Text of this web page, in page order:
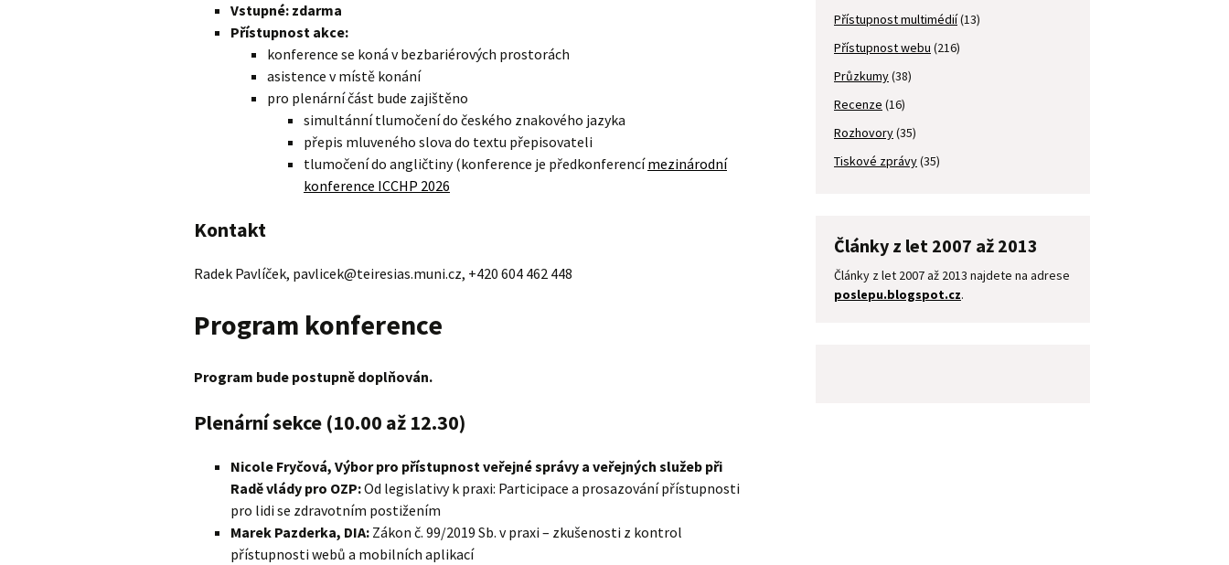
Vstupné: zdarma
Přístupnost akce:
konference se koná v bezbariérových prostorách
asistence v místě konání
pro plenární část bude zajištěno
simultánní tlumočení do českého znakového jazyka
přepis mluveného slova do textu přepisovateli
tlumočení do angličtiny (konference je předkonferencímezinárodní
konference ICCHP 2026
Kontakt
Radek Pavlíček, pavlicek@teiresias.muni.cz, +420 604 462 448
Program konference
Program bude postupně doplňován.
Plenární sekce (10.00 až 12.30)
Nicole Fryčová, Výbor pro přístupnost veřejné správy a veřejných služeb při
Radě vlády pro OZP:Od legislativy k praxi: Participace a prosazování přístupnosti
pro lidi se zdravotním postižením
Marek Pazderka, DIA: Zákon č. 99/2019 Sb. v praxi – zkušenosti z kontrol
přístupnosti webů a mobilních aplikací
Přístupnost multimédií(13)
Přístupnost webu (216)
Průzkumy(38)
Recenze (16)
Rozhovory(35)
Tiskové zprávy(35)
Články z let 2007 až 2013
Články z let 2007 až 2013 najdete na adrese
poslepu.blogspot.cz.